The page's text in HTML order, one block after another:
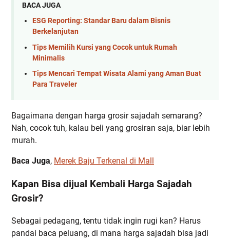
BACA JUGA
ESG Reporting: Standar Baru dalam Bisnis
Berkelanjutan
Tips Memilih Kursi yang Cocok untuk Rumah
Minimalis
Tips Mencari Tempat Wisata Alami yang Aman Buat
Para Traveler
Bagaimana dengan harga grosir sajadah semarang?
Nah, cocok tuh, kalau beli yang grosiran saja, biar lebih
murah.
Baca Juga, Merek Baju Terkenal di Mall
Kapan Bisa dijual Kembali Harga Sajadah
Grosir?
Sebagai pedagang, tentu tidak ingin rugi kan? Harus
pandai baca peluang, di mana harga sajadah bisa jadi